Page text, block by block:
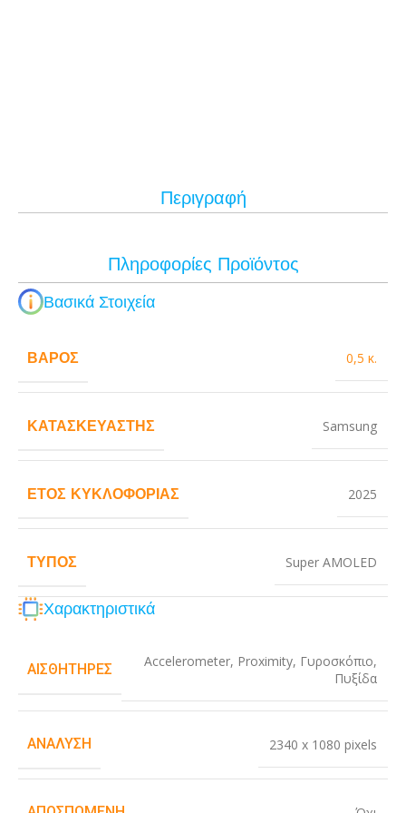
Περιγραφή
Πληροφορίες Προϊόντος
Βασικά Στοιχεία
ΒΆΡΟΣ 0,5 κ.
ΚΑΤΑΣΚΕΥΑΣΤΉΣ Samsung
ΈΤΟΣ ΚΥΚΛΟΦΟΡΊΑΣ 2025
ΤΎΠΟΣ Super AMOLED
Χαρακτηριστικά
ΑΙΣΘΗΤΉΡΕΣ Accelerometer, Proximity, Γυροσκόπιο,
Πυξίδα
ΑΝΆΛΥΣΗ 2340 x 1080 pixels